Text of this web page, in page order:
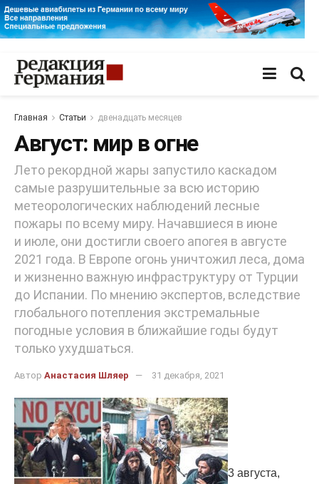
Главная Статьи двенадцать месяцев
Август: мир в огне
Лето рекордной жары запустило каскадом
самые разрушительные за всю историю
метеорологических наблюдений лесные
пожары по всему миру. Начавшиеся в июне
и июле, они достигли своего апогея в августе
2021 года. В Европе огонь уничтожил леса, дома
и жизненно важную инфраструктуру от Турции
до Испании. По мнению экспертов, вследствие
глобального потепления экстремальные
погодные условия в ближайшие годы будут
только ухудшаться.
Автор Анастасия Шляер 31 декабря, 2021
3 августа,